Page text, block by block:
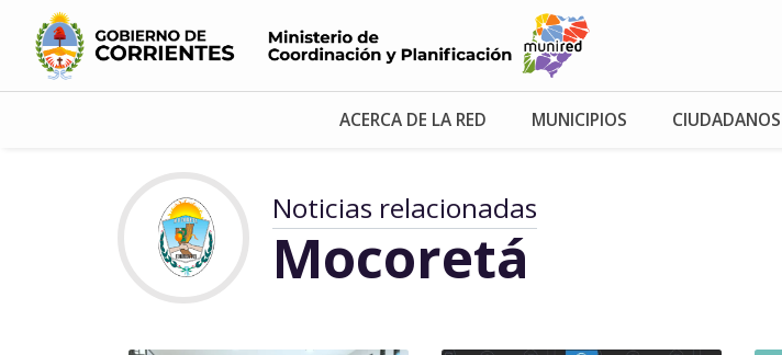
ACERCA DE LA RED MUNICIPIOS CIUDADANOS
Noticias relacionadas
Mocoretá